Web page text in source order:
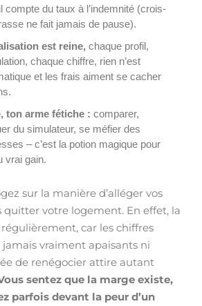
compte du taux à l’indemnité (crois-
ne fait jamais de pause).
est reine, chaque profil,
chaque chiffre, rien n’est
et les frais aiment se cacher
ton arme fétiche : comparer,
du simulateur, se méfier des
– c’est la potion magique pour
vrai gain.
sur la manière d’alléger vos
quitter votre logement. En effet, la
car les chiffres
vraiment apaisants ni
de renégocier attire autant
sentez que la marge existe,
parfois devant la peur d’un